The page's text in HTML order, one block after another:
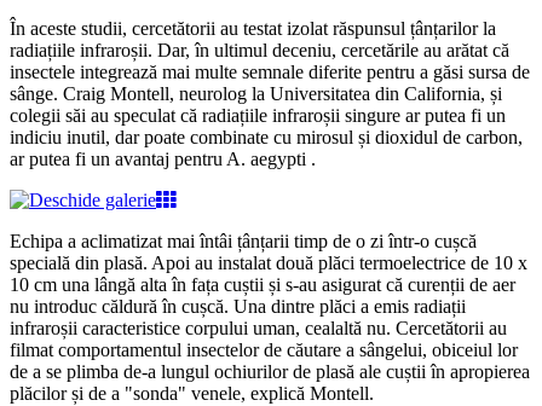
În aceste studii, cercetătorii au testat izolat răspunsul țânțarilor la
radiațiile infraroșii. Dar, în ultimul deceniu, cercetările au arătat că
insectele integrează mai multe semnale diferite pentru a găsi sursa de
sânge. Craig Montell, neurolog la Universitatea din California, și
colegii săi au speculat că radiațiile infraroșii singure ar putea fi un
indiciu inutil, dar poate combinate cu mirosul și dioxidul de carbon,
ar putea fi un avantaj pentru A. aegypti .
Echipa a aclimatizat mai întâi țânțarii timp de o zi într-o cușcă
specială din plasă. Apoi au instalat două plăci termoelectrice de 10 x
10 cm una lângă alta în fața cuștii și s-au asigurat că curenții de aer
nu introduc căldură în cușcă. Una dintre plăci a emis radiații
infraroșii caracteristice corpului uman, cealaltă nu. Cercetătorii au
filmat comportamentul insectelor de căutare a sângelui, obiceiul lor
de a se plimba de-a lungul ochiurilor de plasă ale cuștii în apropierea
plăcilor și de a "sonda" venele, explică Montell.